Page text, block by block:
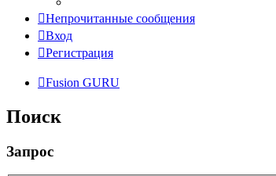
Непрочитанные сообщения
Вход
Регистрация
Fusion GURU
Поиск
Запрос